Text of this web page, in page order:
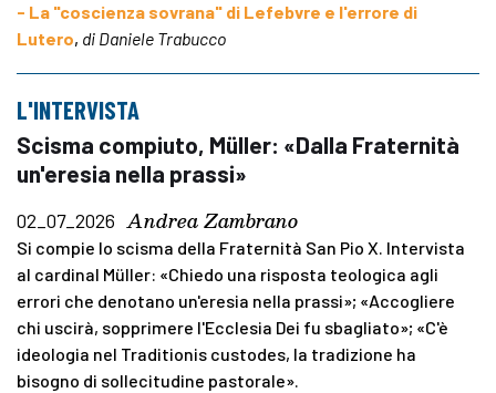
- La "coscienza sovrana" di Lefebvre e l'errore di
Lutero, di Daniele Trabucco
L'INTERVISTA
Scisma compiuto, Müller: «Dalla Fraternità
un'eresia nella prassi»
02_07_2026 Andrea Zambrano
Si compie lo scisma della Fraternità San Pio X. Intervista
al cardinal Müller: «Chiedo una risposta teologica agli
errori che denotano un'eresia nella prassi»; «Accogliere
chi uscirà, sopprimere l'Ecclesia Dei fu sbagliato»; «C'è
ideologia nel Traditionis custodes, la tradizione ha
bisogno di sollecitudine pastorale».